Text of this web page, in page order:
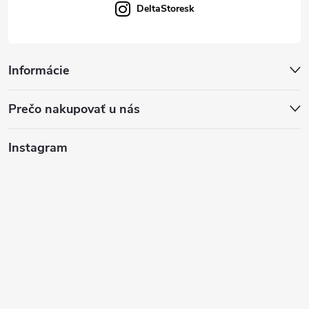
DeltaStoresk
Informácie
Prečo nakupovať u nás
Instagram